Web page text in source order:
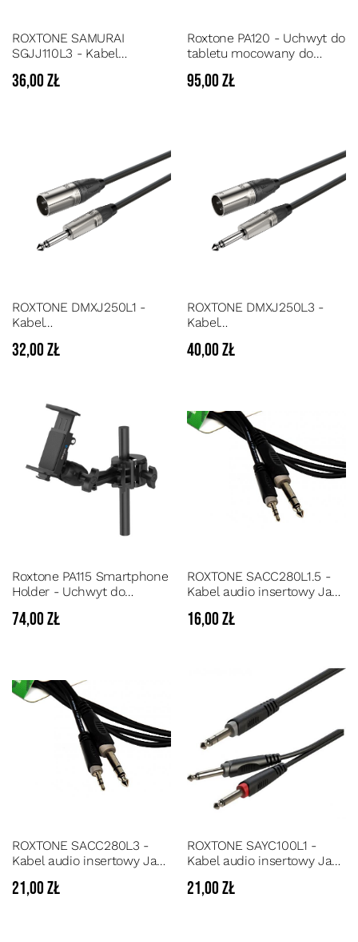
ROXTONE SAMURAI
SGJJ110L3 - Kabel
kątowy długość 3 m
36,00 zł
Roxtone PA120 - Uchwyt do
tabletu mocowany do
pulpitu do nut
95,00 zł
ROXTONE DMXJ250L1 -
Kabel
długość 1 m
32,00 zł
ROXTONE DMXJ250L3 -
Kabel
długość 3 m
40,00 zł
Roxtone PA115 Smartphone
Holder - Uchwyt do
statywu mikrofonowego,
74,00 zł
ROXTONE SACC280L1.5 -
Kabel audio insertowy Jack
długości 1,5m
16,00 zł
ROXTONE SACC280L3 -
Kabel audio insertowy Jack
długości 3 m
21,00 zł
ROXTONE SAYC100L1 -
Kabel audio insertowy Jack
o długości 1 m
21,00 zł